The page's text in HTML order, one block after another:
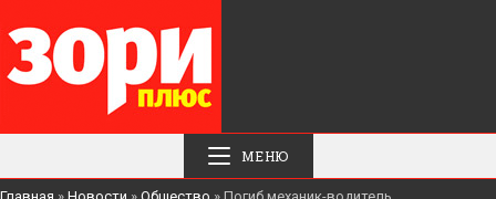
МЕНЮ